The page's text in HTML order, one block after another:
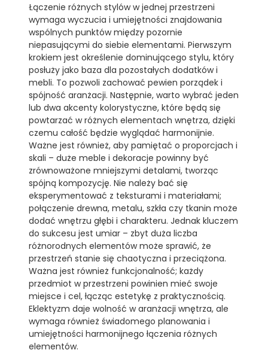
Łączenie różnych stylów w jednej przestrzeni
wymaga wyczucia i umiejętności znajdowania
wspólnych punktów między pozornie
niepasującymi do siebie elementami. Pierwszym
krokiem jest określenie dominującego stylu, który
posłuży jako baza dla pozostałych dodatków i
mebli. To pozwoli zachować pewien porządek i
spójność aranżacji. Następnie, warto wybrać jeden
lub dwa akcenty kolorystyczne, które będą się
powtarzać w różnych elementach wnętrza, dzięki
czemu całość będzie wyglądać harmonijnie.
Ważne jest również, aby pamiętać o proporcjach i
skali – duże meble i dekoracje powinny być
zrównoważone mniejszymi detalami, tworząc
spójną kompozycję. Nie należy bać się
eksperymentować z teksturami i materiałami;
połączenie drewna, metalu, szkła czy tkanin może
dodać wnętrzu głębi i charakteru. Jednak kluczem
do sukcesu jest umiar – zbyt duża liczba
różnorodnych elementów może sprawić, że
przestrzeń stanie się chaotyczna i przeciążona.
Ważna jest również funkcjonalność; każdy
przedmiot w przestrzeni powinien mieć swoje
miejsce i cel, łącząc estetykę z praktycznością.
Eklektyzm daje wolność w aranżacji wnętrza, ale
wymaga również świadomego planowania i
umiejętności harmonijnego łączenia różnych
elementów.